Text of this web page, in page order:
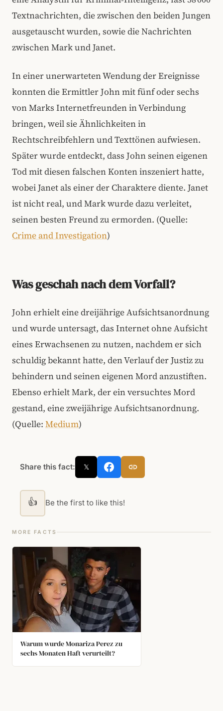
Textnachrichten, die zwischen den beiden Jungen
ausgetauscht wurden, sowie die Nachrichten
zwischen Mark und Janet.
In einer unerwarteten Wendung der Ereignisse
konnten die Ermittler John mit fünf oder sechs
von Marks Internetfreunden in Verbindung
bringen, weil sie Ähnlichkeiten in
Rechtschreibfehlern und Texttönen aufwiesen.
Später wurde entdeckt, dass John seinen eigenen
Tod mit diesen falschen Konten inszeniert hatte,
wobei Janet als einer der Charaktere diente. Janet
ist nicht real, und Mark wurde dazu verleitet,
seinen besten Freund zu ermorden. (Quelle:
Crime and Investigation)
Was geschah nach dem Vorfall?
John erhielt eine dreijährige Aufsichtsanordnung
und wurde untersagt, das Internet ohne Aufsicht
eines Erwachsenen zu nutzen, nachdem er sich
schuldig bekannt hatte, den Verlauf der Justiz zu
behindern und seinen eigenen Mord anzustiften.
Ebenso erhielt Mark, der ein versuchtes Mord
gestand, eine zweijährige Aufsichtsanordnung.
(Quelle: Medium)
Share this fact: 𝕏
👍 Be the first to like this!
MORE FACTS
Warum wurde Monariza Perez zu
sechs Monaten Haft verurteilt?